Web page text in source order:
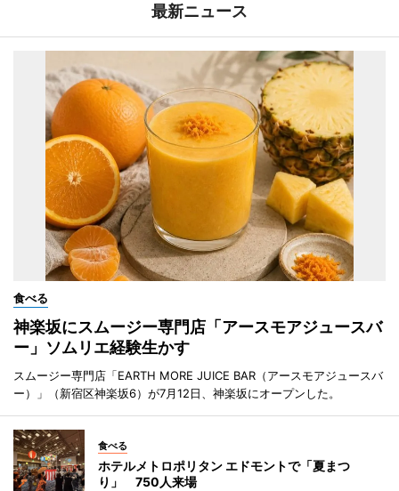
最新ニュース
食べる
神楽坂にスムージー専門店「アースモアジュースバ
ー」ソムリエ経験生かす
スムージー専門店「EARTH MORE JUICE BAR（アースモアジュースバ
ー）」（新宿区神楽坂6）が7月12日、神楽坂にオープンした。
食べる
ホテルメトロポリタン エドモントで「夏まつ
り」 750人来場